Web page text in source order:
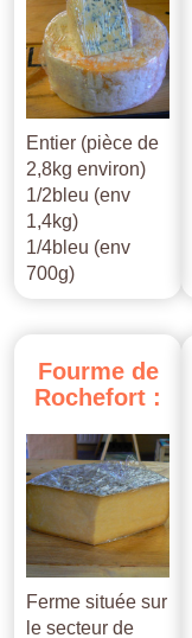
Entier (pièce de
2,8kg environ)
1/2bleu (env
1,4kg)
1/4bleu (env
700g)
Fourme de
Rochefort :
Ferme située sur
le secteur de